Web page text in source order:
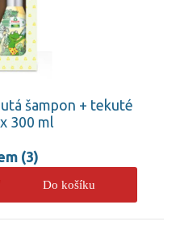
šampon + tekuté
300 ml
(3)
Do košíku